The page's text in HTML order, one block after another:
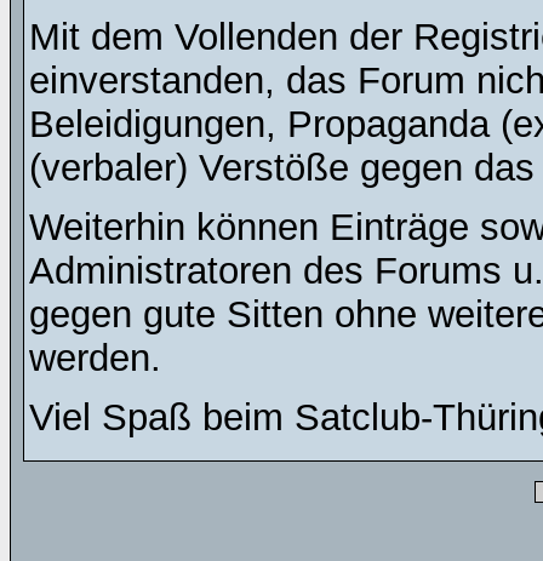
Mit dem Vollenden der
einverstanden, das Forum
Beleidigungen, Propaganda
(verbaler) Verstöße gegen
Weiterhin können Einträge
Administratoren des Forums
gegen gute Sitten ohne
werden.
Viel Spaß beim Satclub-